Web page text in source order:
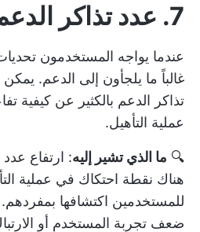
7. عدد تذاكر الدعم
عندما يواجه المستخدمون تحديات
غالباً ما يلجأون إلى الدعم.
تذاكر الدعم بالكثير عن كيفية
عملية التأهيل.
🔍 ما الذي تشير إليه: ارتفاع
هناك نقطة احتكاك في عملية
للمستخدمين اكتشافها
ضعف تجربة المستخدم أو